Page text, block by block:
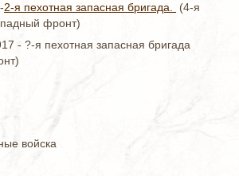
2-я пехотная запасная бригада.
(4-я
фронт)
- ?-я пехотная запасная бригада
войска